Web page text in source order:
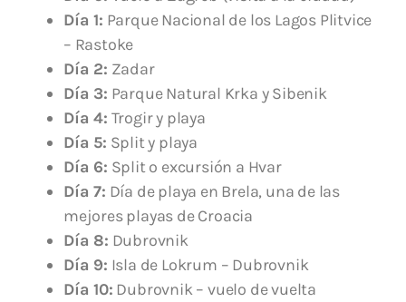
Día 1: Parque Nacional de los Lagos Plitvice
– Rastoke
Día 2: Zadar
Día 3: Parque Natural Krka y Sibenik
Día 4: Trogir y playa
Día 5: Split y playa
Día 6: Split o excursión a Hvar
Día 7: Día de playa en Brela, una de las
mejores playas de Croacia
Día 8: Dubrovnik
Día 9: Isla de Lokrum – Dubrovnik
Día 10: Dubrovnik – vuelo de vuelta